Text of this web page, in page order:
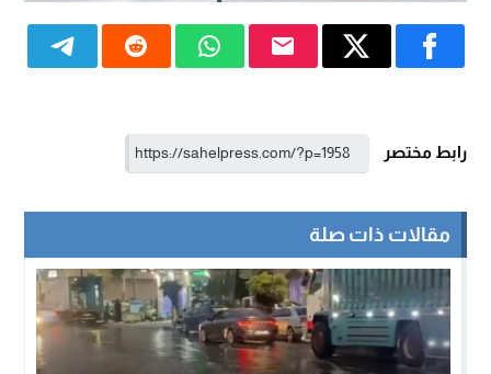
رابط مختصر
مقالات ذات صلة